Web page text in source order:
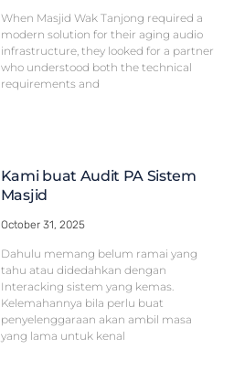
When Masjid Wak Tanjong required a
modern solution for their aging audio
infrastructure, they looked for a partner
who understood both the technical
requirements and
Kami buat Audit PA Sistem
Masjid
October 31, 2025
Dahulu memang belum ramai yang
tahu atau didedahkan dengan
Interacking sistem yang kemas.
Kelemahannya bila perlu buat
penyelenggaraan akan ambil masa
yang lama untuk kenal